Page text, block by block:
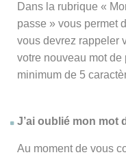
Dans la rubrique «
passe » vous permet
vous devrez rappeler
votre nouveau mot
minimum de 5
J’ai oublié mon mot
Au moment de vous